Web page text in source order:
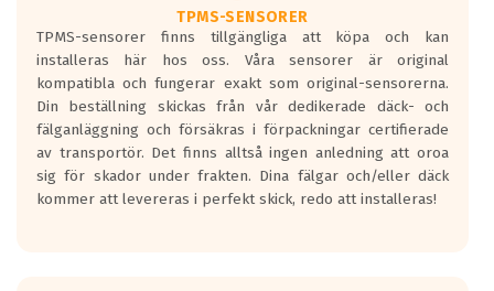
TPMS-SENSORER
TPMS-sensorer finns tillgängliga att köpa och kan
installeras här hos oss. Våra sensorer är original
kompatibla och fungerar exakt som original-sensorerna.
Din beställning skickas från vår dedikerade däck- och
fälganläggning och försäkras i förpackningar certifierade
av transportör. Det finns alltså ingen anledning att oroa
sig för skador under frakten. Dina fälgar och/eller däck
kommer att levereras i perfekt skick, redo att installeras!